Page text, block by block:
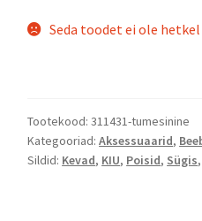
Seda toodet ei ole
Tootekood:311431-tumesinine
Kategooriad:Aksessuaarid,
Sildid: Kevad, KIU, Poisid, Sügis,